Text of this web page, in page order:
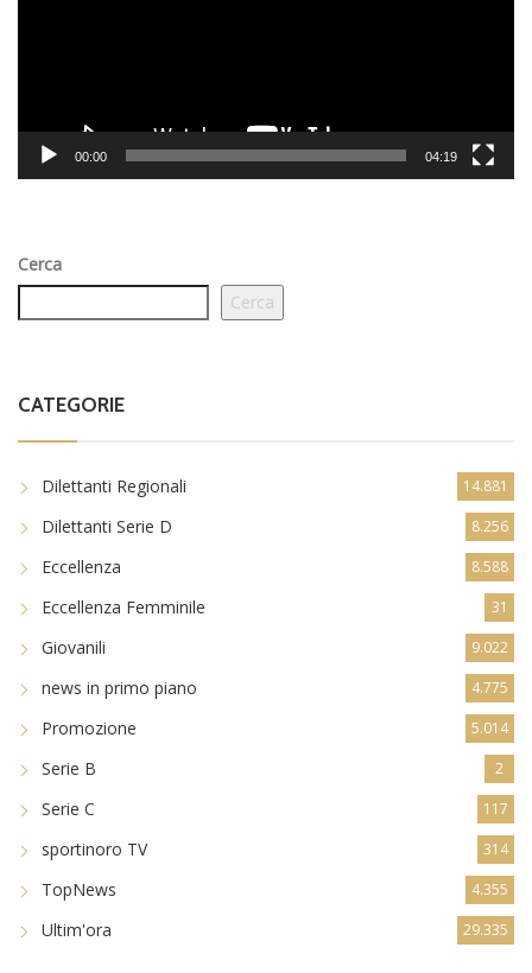
00:00 04:19
Cerca
Cerca
CATEGORIE
Dilettanti Regionali 14.881
Dilettanti Serie D 8.256
Eccellenza 8.588
Eccellenza Femminile 31
Giovanili 9.022
news in primo piano 4.775
Promozione 5.014
Serie B 2
Serie C 117
sportinoro TV 314
TopNews 4.355
Ultim'ora 29.335